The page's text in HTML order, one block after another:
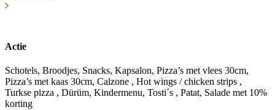
Actie
Schotels, Broodjes, Snacks, Kapsalon, Pizza’s met vlees 30cm,
Pizza’s met kaas 30cm, Calzone , Hot wings / chicken strips ,
Turkse pizza , Dürüm, Kindermenu, Tosti´s , Patat, Salade met 10%
korting